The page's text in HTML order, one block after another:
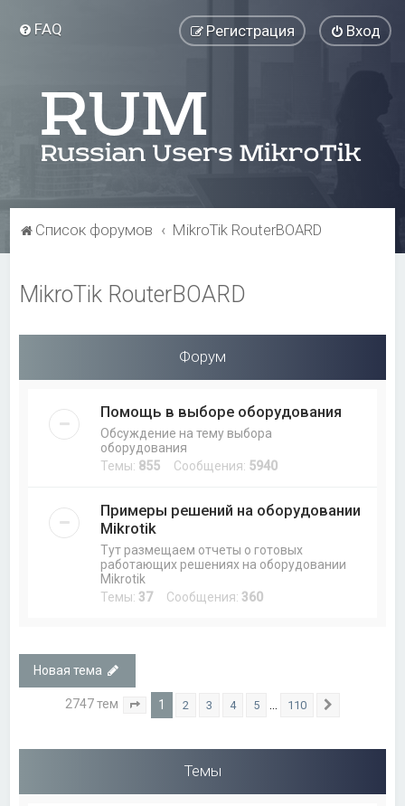
FAQ Вход
Регистрация
Список форумов MikroTik RouterBOARD
MikroTik RouterBOARD
Форум
Помощь в выборе оборудования
Обсуждение на тему выбора
оборудования
Темы: 855 Сообщения: 5940
Примеры решений на оборудовании
Mikrotik
Тут размещаем отчеты о готовых
работающих решениях на оборудовании
Mikrotik
Темы: 37Сообщения: 360
Новая тема
2747 тем Страница из 110
1 2 3 4 5 110
Темы